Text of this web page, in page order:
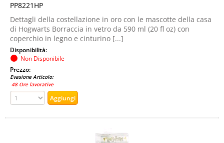
PP8221HP
Dettagli della costellazione in oro con le mascotte della casa
di Hogwarts Borraccia in vetro da 590 ml (20 fl oz) con
coperchio in legno e cinturino [...]
Disponibilità:
Non Disponibile
Prezzo:
Evasione Articolo:
48 Ore lavorative